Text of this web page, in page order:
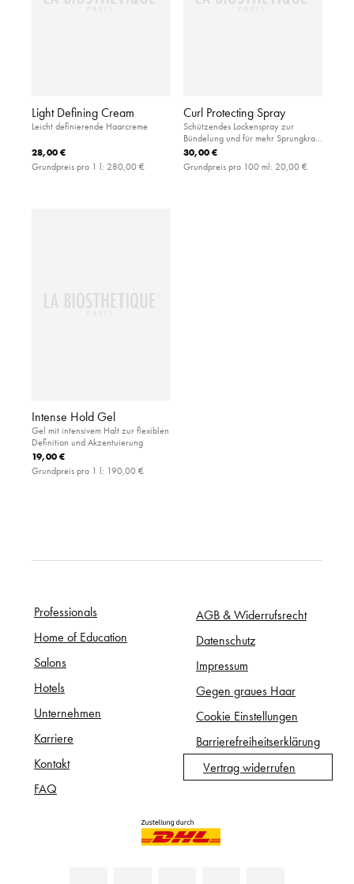
Light Defining Cream
Leicht definierende Haarcreme
28,00 €
Grundpreis pro 1 l: 280,00 €
Curl Protecting Spray
Schützendes Lockenspray zur
Bündelung und für mehr Sprungkraft
mit UV-Filter und Hitzeschutz
30,00 €
Grundpreis pro 100 ml: 20,00 €
Intense Hold Gel
Gel mit intensivem Halt zur flexiblen
Definition und Akzentuierung
19,00 €
Grundpreis pro 1 l: 190,00 €
Professionals
Home of Education
Salons
Hotels
Unternehmen
Karriere
Kontakt
FAQ
AGB & Widerrufsrecht
Datenschutz
Impressum
Gegen graues Haar
Cookie Einstellungen
Barrierefreiheitserklärung
Vertrag widerrufen